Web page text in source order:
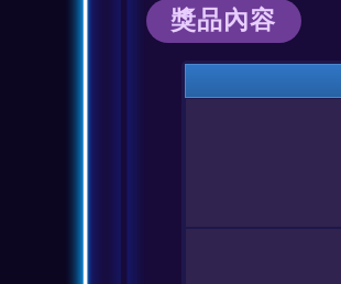
獎品內容